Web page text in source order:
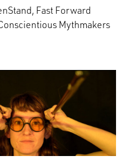
Fast Forward
Mythmakers